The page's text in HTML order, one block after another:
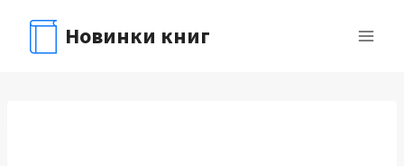
содержимому
Новинки книг